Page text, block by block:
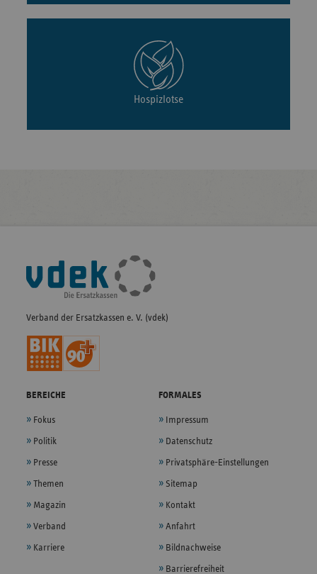
Hospizlotse
Fußleisten-
Navigation
Verband der Ersatzkassen e. V. (vdek)
BEREICHE
Fokus
Politik
Presse
Themen
Magazin
Verband
Karriere
FORMALES
Impressum
Datenschutz
Privatsphäre-Einstellungen
Sitemap
Kontakt
Anfahrt
Bildnachweise
Barrierefreiheit